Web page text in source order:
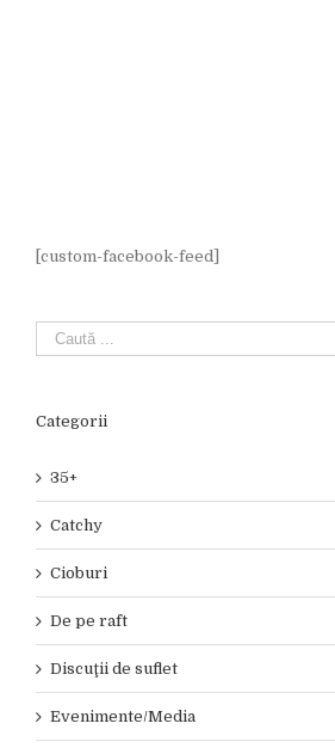
[custom-facebook-feed]
Categorii
35+
Catchy
Cioburi
De pe raft
Discuţii de suflet
Evenimente/Media